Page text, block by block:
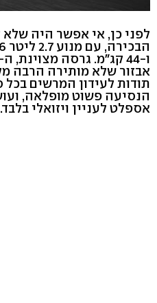
לפני כן, אי אפשר היה
אבזור שלא מותירה הרבה
תודות לעידון המרשים בכל
הנסיעה פשוט מופלאה,
אספלט לעניין ויזואלי בלבד.